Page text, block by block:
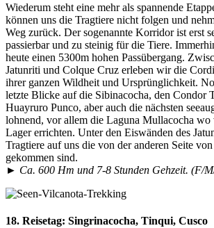
Wiederum steht eine mehr als spannende
können uns die Tragtiere nicht folgen und
Weg zurück. Der sogenannte Korridor ist erst
passierbar und zu steinig für die Tiere.
heute einen 5300m hohen Passübergang.
Jatunriti und Colque Cruz erleben wir die
ihrer ganzen Wildheit und Ursprünglichkeit.
letzte Blicke auf die Sibinacocha, den Condor
Huayruro Punco, aber auch die nächsten
lohnend, vor allem die Laguna Mullacocha wo
Lager errichten. Unter den Eiswänden des
Tragtiere auf uns die von der anderen Seite
gekommen sind.
► Ca. 600 Hm und 7-8 Stunden Gehzeit. (F/
18. Reisetag: Singrinacocha, Tinqui, Cusco